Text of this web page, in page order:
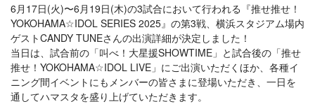
6月17日(火)〜6月19日(木)の3試合において行われる『推せ推せ！
YOKOHAMA☆IDOL SERIES 2025』の第3戦、横浜スタジアム場内
ゲストCANDY TUNEさんの出演詳細が決定しました！
当日は、試合前の「叫べ！大星援SHOWTIME」と試合後の「推せ
推せ！YOKOHAMA☆IDOL LIVE」にご出演いただくほか、各種イ
ニング間イベントにもメンバーの皆さまに登場いただき、一日を
通してハマスタを盛り上げていただきます。